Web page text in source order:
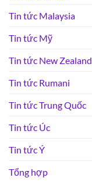
Tin tức Malaysia
Tin tức Mỹ
Tin tức New Zealand
Tin tức Rumani
Tin tức Trung Quốc
Tin tức Úc
Tin tức Ý
Tổng hợp